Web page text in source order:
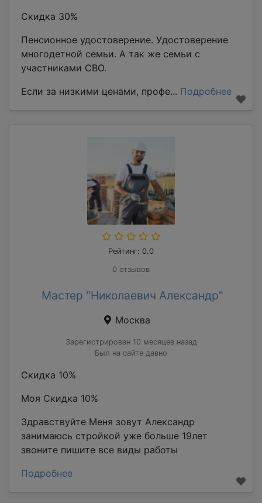
Скидка 30%
Пенсионное удостоверение. Удостоверение
многодетной семьи. А так же семьи с
участниками СВО.
Если за низкими ценами, профе... Подробнее
Рейтинг: 0.0
0 отзывов
Мастер "Николаевич Александр"
Москва
Зарегистрирован 10 месяцев назад
Был на сайте давно
Скидка 10%
Моя Скидка 10%
Здравствуйте Меня зовут Александр
занимаюсь стройкой уже больше 19лет
звоните пишите все виды работы
Подробнее